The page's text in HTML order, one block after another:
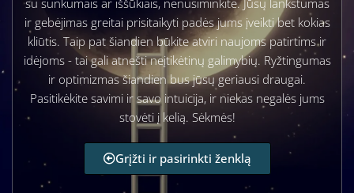
ir gebėjimas greitai prisitaikyti padės jums įveikti bet kokias
kliūtis. Taip pat šiandien būkite atviri naujoms patirtims ir
idėjoms - tai gali atnešti neįtikėtinų galimybių. Ryžtingumas
ir optimizmas šiandien bus jūsų geriausi draugai.
Pasitikėkite savimi ir savo intuicija, ir niekas negalės jums
stovėti į kelią. Sėkmės!
Grįžti ir pasirinkti ženklą